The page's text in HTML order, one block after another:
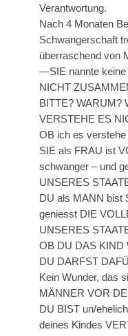
Verantwortung.
Nach 4 Monaten
Schwangerschaft
überraschend von
—SIE nannte keine
NICHT
BITTE? WARUM?
VERSTEHE ES
OB ich es
SIE als FRAU ist
schwanger – und
UNSERES
DU als MANN bist
geniesst DIE
UNSERES
OB DU DAS KIND
DU DARFST
Kein Wunder, das
MÄNNER VOR
DU BIST un/
deines Kindes